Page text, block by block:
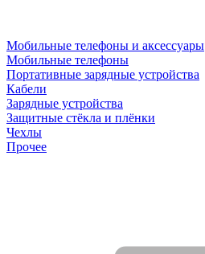
Мобильные телефоны и аксессуары
Мобильные телефоны
Портативные зарядные устройства
Кабели
Зарядные устройства
Защитные стёкла и плёнки
Чехлы
Прочее